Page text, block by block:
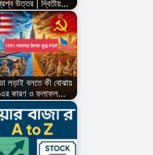
উত্তর | দ্বিতীয়…
লড়াই বলতে কী বোঝায়
এর কারণ ও ফলাফল…